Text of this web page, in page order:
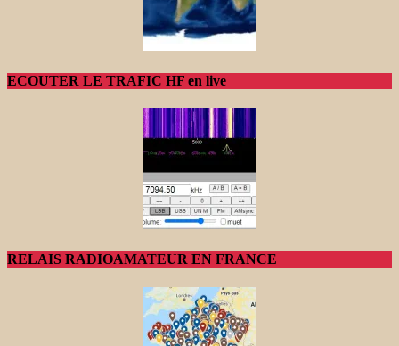
ECOUTER LE TRAFIC HF en live
RELAIS RADIOAMATEUR EN FRANCE